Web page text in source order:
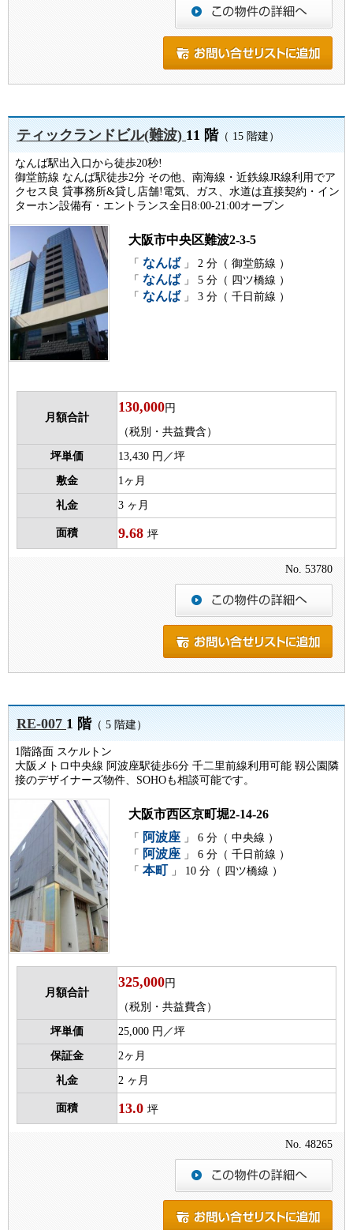
ティックランドビル(難波)11 階（ 15 階建）
なんば駅出入口から徒歩20秒!
御堂筋線 なんば駅徒歩2分 その他、南海線・近鉄線JR線利用でア
クセス良 貸事務所&貸し店舗!電気、ガス、水道は直接契約・イン
ターホン設備有・エントランス全日8:00-21:00オープン
大阪市中央区難波2-3-5
「 なんば 」 2 分（ 御堂筋線 ）
「 なんば 」 5 分（ 四ツ橋線 ）
「 なんば 」 3 分（ 千日前線 ）
月額合計
130,000円
（税別・共益費含）
坪単価 13,430 円／坪
敷金 1ヶ月
礼金 3 ヶ月
面積 9.68 坪
No. 53780
RE-0071 階（ 5 階建）
1階路面 スケルトン
大阪メトロ中央線 阿波座駅徒歩6分 千二里前線利用可能 靱公園隣
接のデザイナーズ物件、SOHOも相談可能です。
大阪市西区京町堀2-14-26
「 阿波座 」 6 分（ 中央線 ）
「
阿波座 」 6 分（ 千日前線 ）
「 本町 」 10 分（ 四ツ橋線 ）
月額合計
325,000円
（税別・共益費含）
坪単価 25,000 円／坪
保証金 2ヶ月
礼金 2 ヶ月
面積 13.0 坪
No. 48265